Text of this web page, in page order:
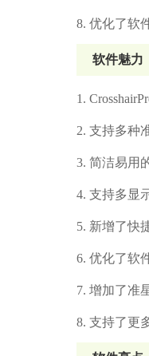
8. 优化了软
软件魅力
1.
2. 支持多种
3. 简洁易用
4. 支持多显
5. 新增了快
6. 优化了软
7. 增加了准
8. 支持了更